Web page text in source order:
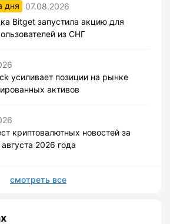
дня
07.08.2026
Bitget запустила акцию для
из СНГ
усиливает позиции на рынке
активов
криптовалютных новостей за
2026 года
смотреть все